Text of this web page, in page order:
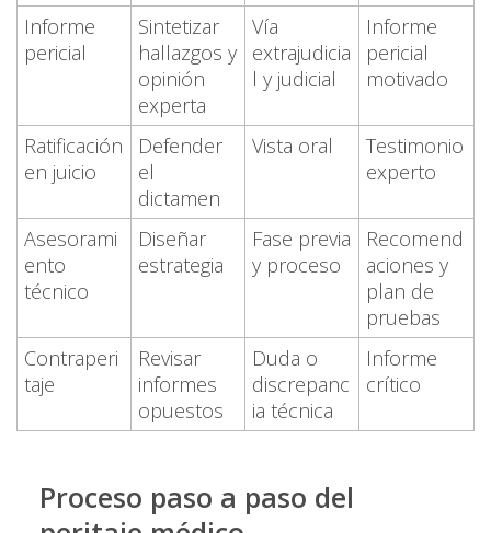
Informe
pericial
Sintetizar
hallazgos y
opinión
experta
Vía
extrajudicia
l y judicial
Informe
pericial
motivado
Ratificación
en juicio
Defender
el
dictamen
Vista oral
Testimonio
experto
Asesorami
ento
técnico
Diseñar
estrategia
Fase previa
y proceso
Recomend
aciones y
plan de
pruebas
Contraperi
taje
Revisar
informes
opuestos
Duda o
discrepanc
ia técnica
Informe
crítico
Proceso paso a paso del